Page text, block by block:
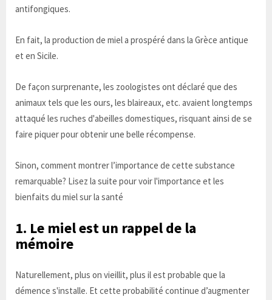
antifongiques.
En fait, la production de miel a prospéré dans la Grèce antique
et en Sicile.
De façon surprenante, les zoologistes ont déclaré que des
animaux tels que les ours, les blaireaux, etc. avaient longtemps
attaqué les ruches d'abeilles domestiques, risquant ainsi de se
faire piquer pour obtenir une belle récompense.
Sinon, comment montrer l’importance de cette substance
remarquable? Lisez la suite pour voir l'importance et les
bienfaits du miel sur la santé
1. Le miel est un rappel de la
mémoire
Naturellement, plus on vieillit, plus il est probable que la
démence s'installe. Et cette probabilité continue d’augmenter